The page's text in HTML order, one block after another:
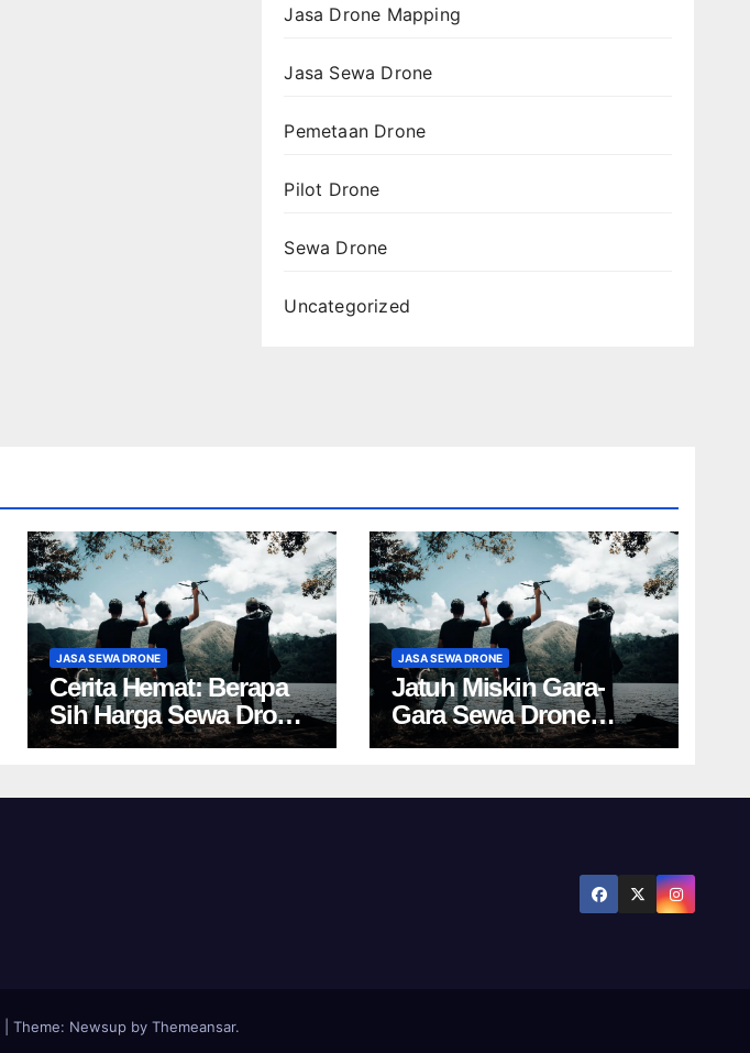
Jasa Drone Mapping
Jasa Sewa Drone
Pemetaan Drone
Pilot Drone
Sewa Drone
Uncategorized
JASA SEWA DRONE
Cerita Hemat: Berapa
Sih Harga Sewa Drone
Yogyakarta?
JASA SEWA DRONE
Jatuh Miskin Gara-
Gara Sewa Drone
Yogya? Cek Harga Ini!
Theme: Newsupby Themeansar.